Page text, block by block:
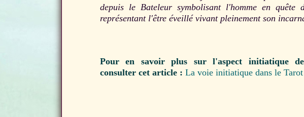
depuis le Bateleur symbolisant l'homme en quête
représentant l'être éveillé vivant pleinement son
Pour en savoir plus sur l'aspect initiatique
consulter cet article : La voie initiatique dans le